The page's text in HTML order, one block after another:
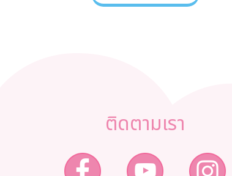
ติดตามเรา